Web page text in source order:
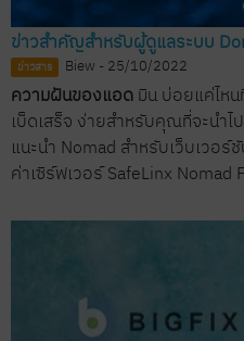
ข่าวสำคัญสำหรับผู้ดูแลระบบ
ข่าวสาร Biew - 25/10/2022
ความฝันของแอด มิน บ่อยแค่ไหน
เบ็ดเสร็จ ง่ายสำหรับคุณที่จะนำ
แนะนำ Nomad สำหรับเว็บเวอ
ค่าเซิร์ฟเวอร์ SafeLinx